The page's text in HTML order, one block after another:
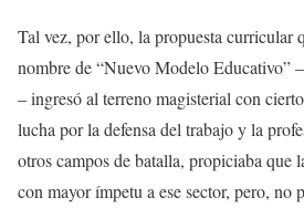
Tal vez, por ello, la propuesta curricular
nombre de “Nuevo Modelo Educativo”
– ingresó al terreno magisterial con
lucha por la defensa del trabajo y la
otros campos de batalla, propiciaba que
con mayor ímpetu a ese sector, pero, no